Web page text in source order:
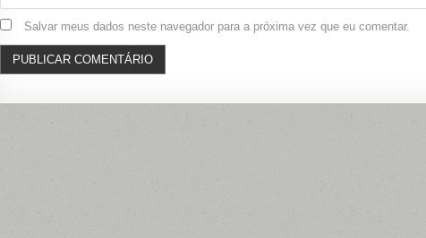
Salvar meus dados neste navegador para a próxima vez que eu comentar.